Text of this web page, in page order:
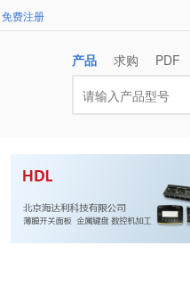
免费注册
产品 求购 PDF